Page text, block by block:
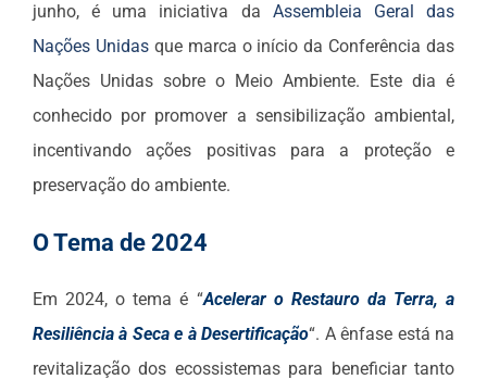
junho, é uma iniciativa da Assembleia Geral das
Nações Unidasque marca o início da Conferência das
Nações Unidas sobre o Meio Ambiente. Este dia é
conhecido por promover a sensibilização ambiental,
incentivando ações positivas para a proteção e
preservação do ambiente.
O Tema de 2024
Em 2024, o tema é “Acelerar o Restauro da Terra, a
Resiliência à Seca e à Desertificação“. A ênfase está na
revitalização dos ecossistemas para beneficiar tanto